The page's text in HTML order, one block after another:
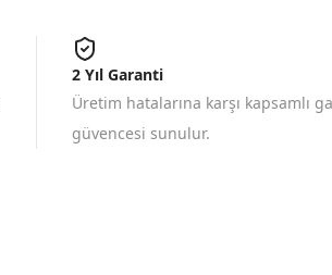
2 Yıl Garanti
Üretim hatalarına karşı kapsamlı
güvencesi sunulur.